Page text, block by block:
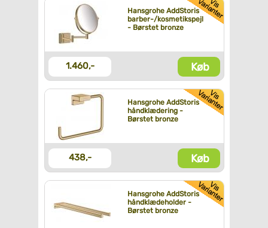
Hansgrohe AddStoris
barber-/kosmetikspejl
- Børstet bronze
1.460,- Køb
Hansgrohe AddStoris
håndklædering -
Børstet bronze
438,- Køb
Hansgrohe AddStoris
håndklædeholder -
Børstet bronze